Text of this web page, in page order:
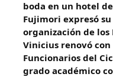
boda en un hotel
Fujimori expresó
organización de los
Vinicius renovó
Funcionarios del
grado académico